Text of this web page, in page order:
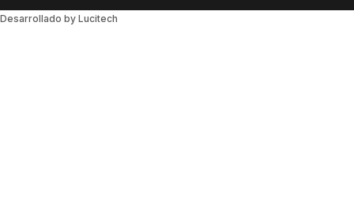
Desarrollado by Lucitech